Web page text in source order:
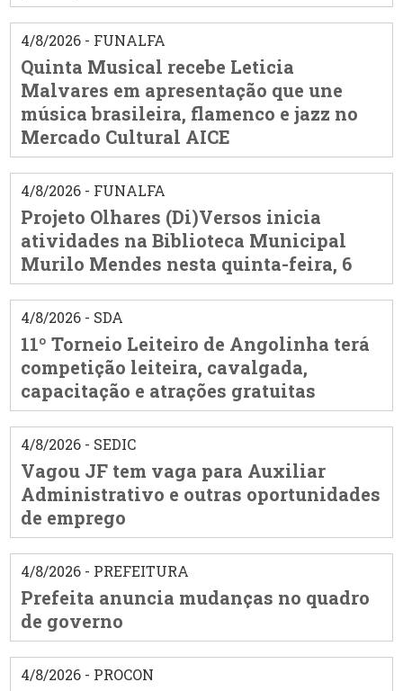
4/8/2026 - FUNALFA
Quinta Musical recebe Leticia
Malvares em apresentação que une
música brasileira, flamenco e jazz no
Mercado Cultural AICE
4/8/2026 - FUNALFA
Projeto Olhares (Di)Versos inicia
atividades na Biblioteca Municipal
Murilo Mendes nesta quinta-feira, 6
4/8/2026 - SDA
11º Torneio Leiteiro de Angolinha terá
competição leiteira, cavalgada,
capacitação e atrações gratuitas
4/8/2026 - SEDIC
Vagou JF tem vaga para Auxiliar
Administrativo e outras oportunidades
de emprego
4/8/2026 - PREFEITURA
Prefeita anuncia mudanças no quadro
de governo
4/8/2026 - PROCON